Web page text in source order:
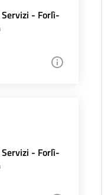
- Forlì-
- Forlì-